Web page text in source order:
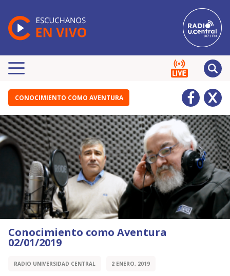
CONOCIMIENTO COMO AVENTURA
Conocimiento como Aventura
02/01/2019
RADIO UNIVERSIDAD CENTRAL 2 ENERO, 2019